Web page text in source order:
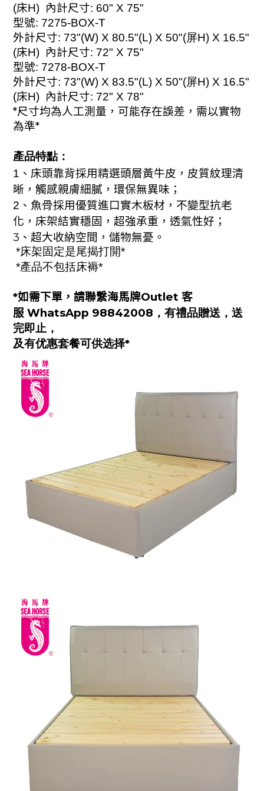
(床H) 內計尺寸: 60" X 75"
型號: 7275-BOX-T
外計尺寸: 73"(W) X 80.5"(L) X 50"(屏H) X 16.5"
(床H) 內計尺寸: 72" X 75"
型號: 7278-BOX-T
外計尺寸: 73"(W) X 83.5"(L) X 50"(屏H) X 16.5"
(床H) 內計尺寸: 72" X 78"
*尺寸均為人工測量，可能存在誤差，需以實物
為準*
產品特點：
1、床頭靠背採用精選頭層黃牛皮，皮質紋理清
晰，觸感親膚細膩，環保無異味；
2、魚骨採用優質進口實木板材，不變型抗老
化，床架結實穩固，超強承重，透氣性好；
3、超大收納空間，儲物無憂。
*床架固定是尾揭打開*
*產品不包括床褥*
*如需下單，請聯繫海馬牌Outlet 客
服 WhatsApp 98842008 ， 有禮品贈送，送
完即止，
及有优惠套餐可供选择*